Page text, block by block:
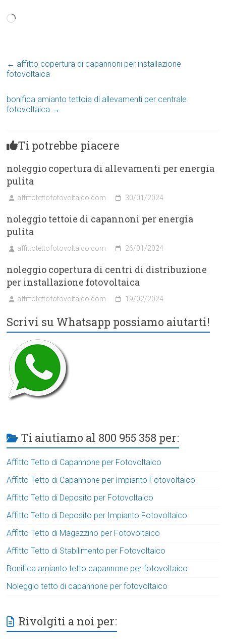
Caricamento
← affitto copertura di capannoni per installazione
fotovoltaica
bonifica amianto tettoia di allevamenti per centrale
fotovoltaica →
Ti potrebbe piacere
noleggio copertura di allevamenti per energia
pulita
affittotettofotovoltaico.com 30/01/2024
noleggio tettoie di capannoni per energia
pulita
affittotettofotovoltaico.com 26/01/2024
noleggio copertura di centri di distribuzione
per installazione fotovoltaica
affittotettofotovoltaico.com 19/02/2024
Scrivi su Whatsapp possiamo aiutarti!
Ti aiutiamo al 800 955 358 per:
Affitto Tetto di Capannone per Fotovoltaico
Affitto Tetto di Capannone per Impianto Fotovoltaico
Affitto Tetto di Deposito per Fotovoltaico
Affitto Tetto di Deposito per Impianto Fotovoltaico
Affitto Tetto di Magazzino per Fotovoltaico
Affitto Tetto di Stabilimento per Fotovoltaico
Bonifica amianto tetto capannone per fotovoltaico
Noleggio tetto di capannone per fotovoltaico
Rivolgiti a noi per: